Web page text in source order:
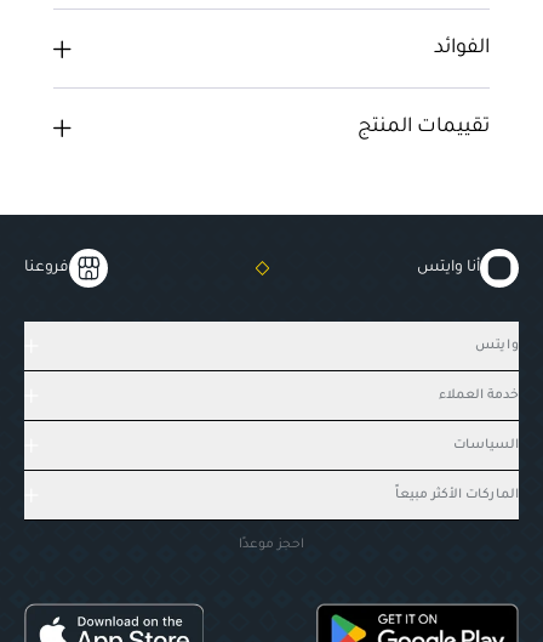
الفوائد
تقييمات المنتج
أنا وايتس فروعنا
وايتس
خدمة العملاء
السياسات
الماركات الأكثر مبيعاً
احجز موعدًا